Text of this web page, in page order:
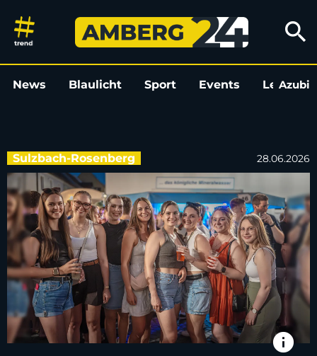
Auftakt zum Altstadtfest
search
News Blaulicht Sport Events LeoAzubi
Sulzbach-Rosenberg 28.06.2026
info